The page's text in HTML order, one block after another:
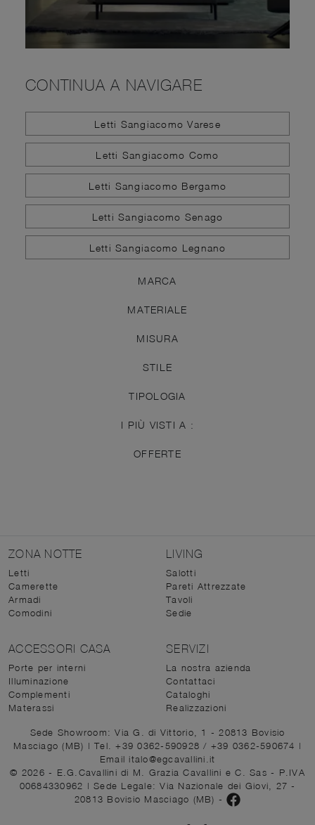
CONTINUA A NAVIGARE
Letti Sangiacomo Varese
Letti Sangiacomo Como
Letti Sangiacomo Bergamo
Letti Sangiacomo Senago
Letti Sangiacomo Legnano
MARCA
MATERIALE
MISURA
STILE
TIPOLOGIA
I PIÙ VISTI A :
OFFERTE
ZONA NOTTE
Letti
Camerette
Armadi
Comodini
LIVING
Salotti
Pareti Attrezzate
Tavoli
Sedie
ACCESSORI CASA
Porte per interni
Illuminazione
Complementi
Materassi
SERVIZI
La nostra azienda
Contattaci
Cataloghi
Realizzazioni
Sede Showroom: Via G. di Vittorio, 1 - 20813 Bovisio
Masciago (MB) | Tel. +39 0362-590928/ +39 0362-590674 |
Email italo@egcavallini.it
© 2026 - E.G.Cavallini di M. Grazia Cavallini e C. Sas - P.IVA
00684330962 | Sede Legale: Via Nazionale dei Giovi, 27 -
20813 Bovisio Masciago (MB) -